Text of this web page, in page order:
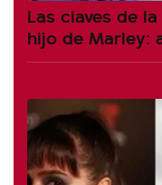
Las claves de
hijo de Marley: